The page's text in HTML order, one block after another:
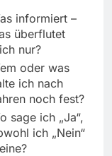
informiert –
überflutet
nur?
oder was
ich nach
noch fest?
sage ich „Ja“,
ich „Nein“